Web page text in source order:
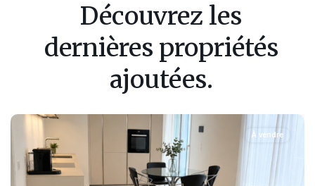
Découvrez les
dernières propriétés
ajoutées.
À vendre